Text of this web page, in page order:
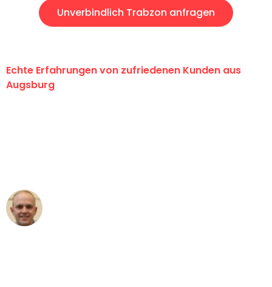
Unverbindlich Trabzon anfragen
Echte Erfahrungen von zufriedenen Kunden aus
Augsburg